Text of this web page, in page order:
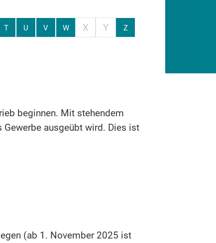
T U V W X Y Z
beginnen. Mit stehendem
ausgeübt wird. Dies ist
(ab 1. November 2025 ist